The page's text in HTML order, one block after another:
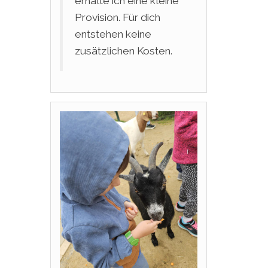
Provision. Für dich
entstehen keine
zusätzlichen Kosten.